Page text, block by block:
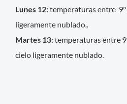
Lunes 12:temperaturas entre 9°
ligeramente nublado..
Martes 13:temperaturas entre
cielo ligeramente nublado.